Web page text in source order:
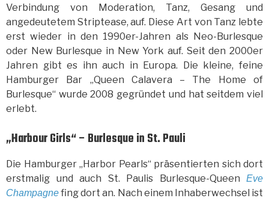
Verbindung von Moderation, Tanz, Gesang und
angedeutetem Striptease, auf. Diese Art von Tanz lebte
erst wieder in den 1990er-Jahren als Neo-Burlesque
oder New Burlesque in New York auf. Seit den 2000er
Jahren gibt es ihn auch in Europa. Die kleine, feine
Hamburger Bar „Queen Calavera – The Home of
Burlesque“ wurde 2008 gegründet und hat seitdem viel
erlebt.
„Harbour Girls“ – Burlesque in St. Pauli
Die Hamburger „Harbor Pearls“ präsentierten sich dort
erstmalig und auch St. Paulis Burlesque-Queen Eve
Champagnefing dort an. Nach einem Inhaberwechsel ist